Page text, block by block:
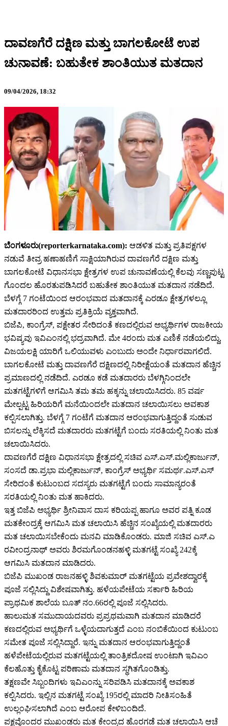
ದಾವಣಗೆರೆ ದಕ್ಷಿಣ ಮತ್ತು ಬಾಗಲಕೋಟೆ ಉಪ
ಚುನಾವಣೆ: ಬಹುತೇಕ ಶಾಂತಿಯುತ ಮತದಾನ
09/04/2026, 18:32
ಬೆಂಗಳೂರು(reporterkarnataka.com): ಆಡಳಿತ ಮತ್ತು ಪ್ರತಿಪಕ್ಷಗಳ
ನಡುವೆ ತೀವ್ರ ಹಣಾಹಣಿಗೆ ಸಾಕ್ಷಿಯಾಗಿರುವ ದಾವಣಗೆರೆ ದಕ್ಷಿಣ ಮತ್ತು
ಬಾಗಲಕೋಟೆ ವಿಧಾನಸಭಾ ಕ್ಷೇತ್ರಗಳ ಉಪ ಚುನಾವಣೆಯಲ್ಲಿ ಕೆಲವು ಸಣ್ಣಪುಟ್ಟ
ಗೊಂದಲ ಹೊರತುಪಡಿಸಿದರೆ ಬಹುತೇಕ ಶಾಂತಿಯುತ ಮತದಾನ ನಡೆದಿದೆ.
ಬೆಳಗ್ಗೆ 7 ಗಂಟೆಯಿಂದ ಆರಂಭವಾದ ಮತದಾನಕ್ಕೆ ಎರಡೂ ಕ್ಷೇತ್ರಗಳಲ್ಲೂ
ಮತದಾರರಿಂದ ಉತ್ತಮ ಪ್ರತಿಕ್ರಿಯೆ ವ್ಯಕ್ತವಾಗಿದೆ.
ಬಿಜೆಪಿ, ಕಾಂಗ್ರೆಸ್‌‍, ಪಕ್ಷೇತರ ಸೇರಿದಂತೆ ಕಣದಲ್ಲಿರುವ ಅಭ್ಯರ್ಥಿಗಳ ರಾಜಕೀಯ
ಭವಿಷ್ಯವು ಇವಿಎಂನಲ್ಲಿ ಭದ್ರವಾಗಿದೆ. ಮೇ 4ರಂದು ಮತ ಎಣಿಕೆ ನಡೆಯಲಿದ್ದು,
ವಿಜಯಲಕ್ಷಿ ಯಾರಿಗೆ ಒಲಿಯುವಳು ಎಂಬುದು ಅಂದೇ ನಿರ್ಧಾರವಾಗಲಿದೆ.
ಬಾಗಲಕೋಟೆ ಮತ್ತು ದಾವಣಗೆರೆ ದಕ್ಷಿಣದಲ್ಲಿ ನಿರೀಕ್ಷೆಯಂತೆ ಮತದಾನ ಹೆಚ್ಚಿನ
ಪ್ರಮಾಣದಲ್ಲಿ ನಡೆದಿದೆ. ಎರಡೂ ಕಡೆ ಮತದಾರರು ಬೆಳಗ್ಗಿನಿಂದಲೇ
ಮತಗಟ್ಟೆಗಳಿಗೆ ಆಗಮಿಸಿ ತಮ ತಮ ಹಕ್ಕನ್ನು ಚಲಾಯಿಸಿದರು. 85 ವರ್ಷ
ಮೇಲ್ಪಟ್ಟ ಹಿರಿಯರಿಗೆ ಮನೆಯಿಂದಲೇ ಮತದಾನ ಚಲಾಯಿಸಲು ಅವಕಾಶ
ಕಲ್ಪಿಸಲಾಗಿತ್ತು. ಬೆಳಗ್ಗೆ 7 ಗಂಟೆಗೆ ಮತದಾನ ಆರಂಭವಾಗುತ್ತಿದ್ದಂತೆ ಸುಡುವ
ಬಿಸಲನ್ನು ಲೆಕ್ಕಿಸದೆ ಮತದಾರರು ಮತಗಟ್ಟೆಗೆ ಬಂದು ಸರತಿಯಲ್ಲಿ ನಿಂತು ಮತ
ಚಲಾಯಿಸಿದರು.
ದಾವಣಗೆರೆ ದಕ್ಷಿಣ ವಿಧಾನಸಭಾ ಕ್ಷೇತ್ರದಲ್ಲಿ ಸಚಿವ ಎಸ್‌‍.ಎಸ್‌‍.ಮಲ್ಲಿಕಾರ್ಜುನ್‌,
ಸಂಸದೆ ಡಾ.ಪ್ರಭಾ ಮಲ್ಲಿಕಾರ್ಜುನ್‌, ಕಾಂಗ್ರೆಸ್‌‍ ಅಭ್ಯರ್ಥಿ ಸಮರ್ಥ.ಎಸ್‌‍.ಎಸ್‌‍
ಸೇರಿದಂತೆ ಕುಟುಂಬದ ಸದಸ್ಯರು ಮತಗಟ್ಟೆಗೆ ಬಂದು ಸಾಮಾನ್ಯರಂತೆ
ಸರತಿಯಲ್ಲಿ ನಿಂತು ಮತ ಹಾಕಿದರು.
ಇತ್ತ ಬಿಜೆಪಿ ಅಭ್ಯರ್ಥಿ ಶ್ರೀನಿವಾಸ ದಾಸ ಕರಿಯಪ್ಪ ಹಾಗೂ ಅವರ ಪತ್ನಿ ಕೂಡ
ಮತಕೇಂದ್ರಕ್ಕೆ ಆಗಮಿಸಿ ಮತ ಚಲಾಯಿಸಿ ಹೆಚ್ಚಿನ ಸಂಖ್ಯೆಯಲ್ಲಿ ಮತದಾರರು
ಮತ ಚಲಾಯಿಸಬೇಕೆಂದು ಮನವಿ ಮಾಡಿಕೊಂಡರು. ಮಾಜಿ ಸಚಿವ ಎಸ್‌‍.ಎ
ರವೀಂದ್ರನಾಥ್‌ ಅವರು ಶಿರಮಗೊಂಡನಹಳ್ಳಿ ಮತಗಟ್ಟೆ ಸಂಖ್ಯೆ 242ಕ್ಕೆ
ಆಗಮಿಸಿ ಮತದಾನ ಮಾಡಿದರು.
ಬಿಜೆಪಿ ಮುಖಂಡ ರಾಜನಹಳ್ಳಿ ಶಿವಕುಮಾರ್‌ ಮತಗಟ್ಟೆಯ ಪ್ರವೇಶದ್ವಾರಕ್ಕೆ
ಪೂಜೆ ಸಲ್ಲಿಸಿದ್ದು ವಿಶೇಷವಾಗಿತ್ತು. ಹಳೆಯಪೇಟೆಯ ಸರ್ಕಾರಿ ಹಿರಿಯ
ಪ್ರಾಥಮಿಕ ಶಾಲೆಯ ಬೂತ್‌ ನಂ.66ರಲ್ಲಿ ಪೂಜೆ ಸಲ್ಲಿಸಿದರು.
ಹಾಲುಮತ ಸಮುದಾಯದವರು ಪ್ರಪ್ರಥಮವಾಗಿ ಮತದಾನ ಮಾಡಿದರೆ
ಕಣದಲ್ಲಿರುವ ಅಭ್ಯರ್ಥಿಗೆ ಒಳ್ಳೆಯದಾಗುತ್ತದೆ ಎಂಬ ನಂಬಿಕೆಯಿಂದ ಕುಟುಂಬ
ಸಮೇತ ಪೂಜೆ ಸಲ್ಲಿಸಿದ್ದಾರೆ. ಇನ್ನು ಮತದಾನ ಆರಂಭವಾಗುತ್ತಿದ್ದಂತೆ
ಹಳೆಪೇಟೆಯಲ್ಲಿರುವ ಮತಗಟ್ಟೆಯಲ್ಲಿ ತಾಂತ್ರಿಕದೋಷ ಉಂಟಾಗಿ ಇವಿಎಂ
ಕೆಲಹೊತ್ತು ಕೈಕೊಟ್ಟ ಪರಿಣಾಮ ಮತದಾನ ಸ್ಥಗಿತಗೊಂಡಿತ್ತು.
ತಕ್ಷಣವೇ ಸಿಬ್ಬಂದಿಗಳು ಇವಿಎಂನ್ನು ಸರಿಪಡಿಸಿ ಮತದಾನಕ್ಕೆ ಅವಕಾಶ
ಕಲ್ಪಿಸಿದರು. ಇಲ್ಲಿನ ಮತಗಟ್ಟೆ ಸಂಖ್ಯೆ 195ರಲ್ಲಿ ಮಾದರಿ ನೀತಿಸಂಹಿತೆ
ಉಲ್ಲಂಘಿಸಲಾಗಿದೆ ಎಂಬ ಆರೋಪ ಕೇಳಿಬಂದಿದೆ.
ಪಕ್ಷವೊಂದರ ಮುಖಂಡರು ಮತ ಕೇಂದ್ರದ ಹೊರಗಡೆ ಮತ ಚಲಾಯಿಸಿ ಆಚೆ